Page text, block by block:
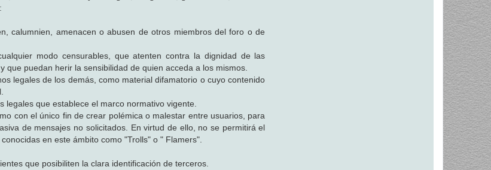
calumnien, amenacen o abusen de otros miembros del foro o de
modo censurables, que atenten contra la dignidad de las
puedan herir la sensibilidad de quien acceda a los mismos.
legales de los demás, como material difamatorio o cuyo contenido
legales que establece el marco normativo vigente.
con el único fin de crear polémica o malestar entre usuarios, para
de mensajes no solicitados. En virtud de ello, no se permitirá el
en este ámbito como "Trolls" o " Flamers".
que posibiliten la clara identificación de terceros.